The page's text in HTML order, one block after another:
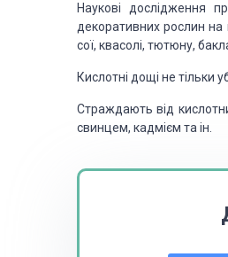
Наукові дослідження
декоративних рослин на
сої, квасолі, тютюну,
Кислотні дощі не тільки
Страждають від
свинцем, кадмієм та ін.